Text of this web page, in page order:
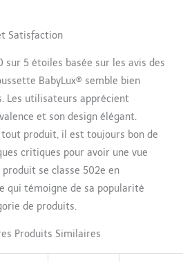
Satisfaction
sur 5 étoiles basée sur les avis des
BabyLux® semble bien
Les utilisateurs apprécient
et son design élégant.
produit, il est toujours bon de
critiques pour avoir une vue
produit se classe 502e en
qui témoigne de sa popularité
de produits.
Produits Similaires